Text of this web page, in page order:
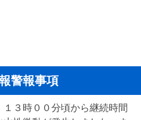
警報事項
３時００分頃から継続時間